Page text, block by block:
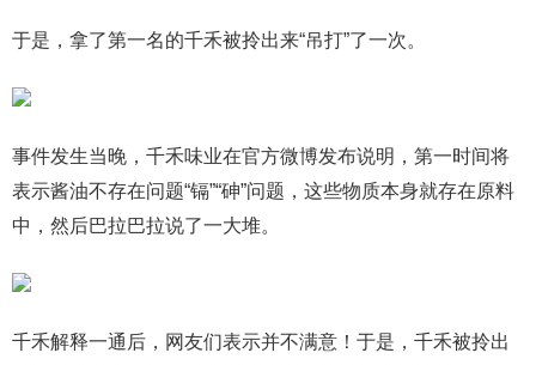
于是，拿了第一名的千禾被拎出来“吊打”了一次。
事件发生当晚，千禾味业在官方微博发布说明，第一时间将
表示酱油不存在问题“镉”“砷”问题，这些物质本身就存在原料
中，然后巴拉巴拉说了一大堆。
千禾解释一通后，网友们表示并不满意！于是，千禾被拎出